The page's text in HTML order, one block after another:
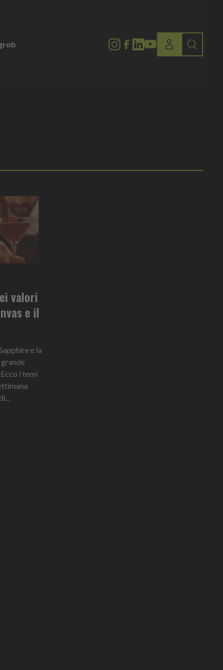
valori
e il
e la
i temi